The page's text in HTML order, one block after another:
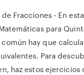
de Fracciones - En
para
hay que
Para
haz estos ejercicios